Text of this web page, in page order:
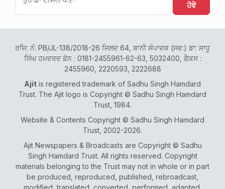
ਹੋਵੋ
ਰਜਿ: ਨੰ: PB/JL-138/2018-26 ਜਿਲਦ 64, ਬਾਨੀ ਸੰਪਾਦਕ (ਸਵ:) ਡਾ: ਸਾਧੂ
ਸਿੰਘ ਹਮਦਰਦ ਫ਼ੋਨ : 0181-2455961-62-63, 5032400, ਫੈਕਸ :
2455960, 2220593, 2222688
Ajit is registered trademark of Sadhu Singh Hamdard
Trust. The Ajit logo is Copyright © Sadhu Singh Hamdard
Trust, 1984.
Website & Contents Copyright © Sadhu Singh Hamdard
Trust, 2002-2026.
Ajit Newspapers & Broadcasts are Copyright © Sadhu
Singh Hamdard Trust. All rights reserved. Copyright
materials belonging to the Trust may not in whole or in part
be produced, reproduced, published, rebroadcast,
modified, translated, converted, performed, adapted,